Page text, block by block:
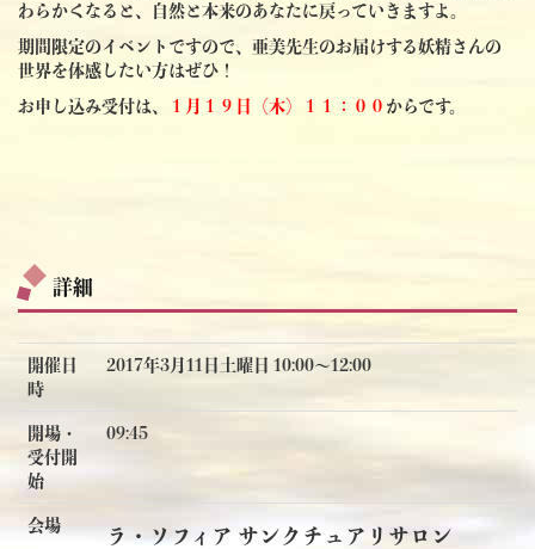
わらかくなると、自然と本来のあなたに戻っていきますよ。
期間限定のイベントですので、亜美先生のお届けする妖精さんの
世界を体感したい方はぜひ！
お申し込み受付は、 １月１９日（木）１１：００ からです。
詳細
開催日
時
2017年3月11日土曜日 10:00〜12:00
開場・
受付開
始
09:45
会場
ラ・ソフィア サンクチュアリサロン